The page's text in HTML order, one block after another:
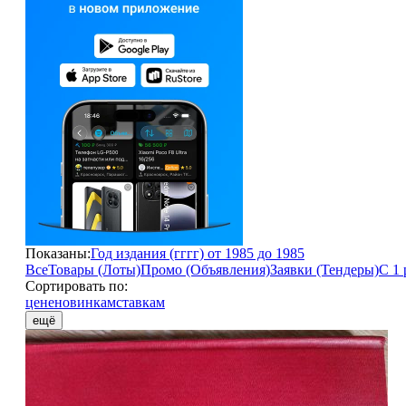
Показаны:Год издания (гггг) от 1985 до 1985
ВсеТовары (Лоты)Промо (Объявления)Заявки (Тендеры)С 1
Сортировать по:
цененовинкамставкам
ещё